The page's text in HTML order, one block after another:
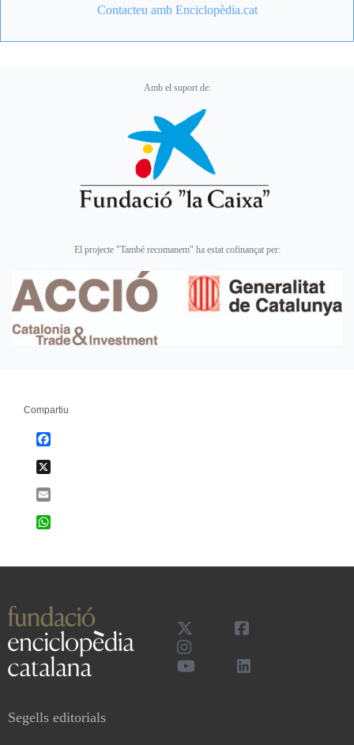
Contacteu amb Enciclopèdia.cat
Amb el suport de:
El projecte "També recomanem" ha estat cofinançat per:
Compartiu
Segells editorials